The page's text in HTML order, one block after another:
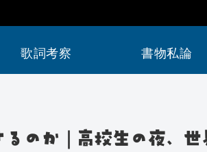
歌詞考察 書物私論
のか｜高校生の夜、